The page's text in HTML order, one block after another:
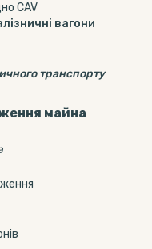
CAV
вагони
транспорту
майна